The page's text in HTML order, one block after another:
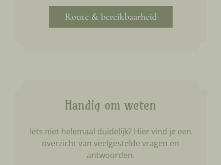
Route & bereikbaarheid
Handig om weten
Iets niet helemaal duidelijk? Hier vind je een
overzicht van veelgestelde vragen en
antwoorden.